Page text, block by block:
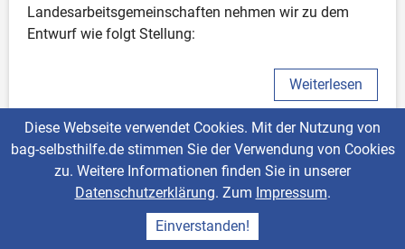
Diese Webseite verwendet Cookies. Mit der Nutzung von
bag-selbsthilfe.de stimmen Sie der Verwendung von Cookies
zu. Weitere Informationen finden Sie in unserer
Datenschutzerklärung. Zum Impressum.
Einverstanden!
Landesarbeitsgemeinschaften nehmen wir zu dem
Entwurf wie folgt Stellung:
Weiterlesen
24.03.2026
Stellungnahme zu dem Antrag der Fraktion
BÜNDNIS 90/ DIE GRÜNEN: „Eine Reform des
Patientenrechtegesetzes ist überfällig – Rechte
von Patientinnen und Patienten jetzt stärken“